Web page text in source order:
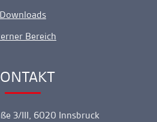
Downloads
Bereich
Ankerlink
3/III, 6020 Innsbruck